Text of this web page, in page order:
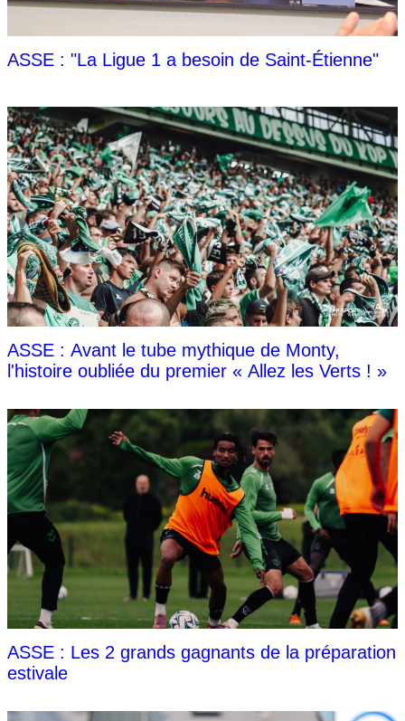
ASSE : "La Ligue 1 a besoin de Saint-Étienne"
ASSE : Avant le tube mythique de Monty,
l'histoire oubliée du premier « Allez les Verts ! »
ASSE : Les 2 grands gagnants de la préparation
estivale